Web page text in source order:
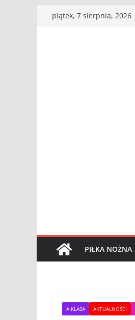
Przejdźpiątek, 7 sierpnia, 2026
PIŁKA NOŻNA
A KLASA AKTUALNOŚCI